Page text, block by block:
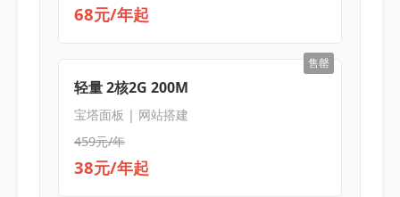
68元/年起
售罄
轻量 2核2G 200M
宝塔面板 | 网站搭建
459元/年
38元/年起